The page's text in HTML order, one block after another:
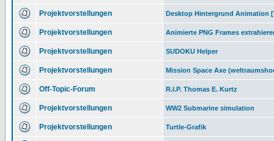
Projektvorstellungen Desktop Hintergrund Animation
Projektvorstellungen Animierte PNG Frames
Projektvorstellungen SUDOKU Helper
Projektvorstellungen Mission Space Axe
Off-Topic-Forum R.I.P. Thomas E. Kurtz
Projektvorstellungen WW2 Submarine simulation
Projektvorstellungen Turtle-Grafik